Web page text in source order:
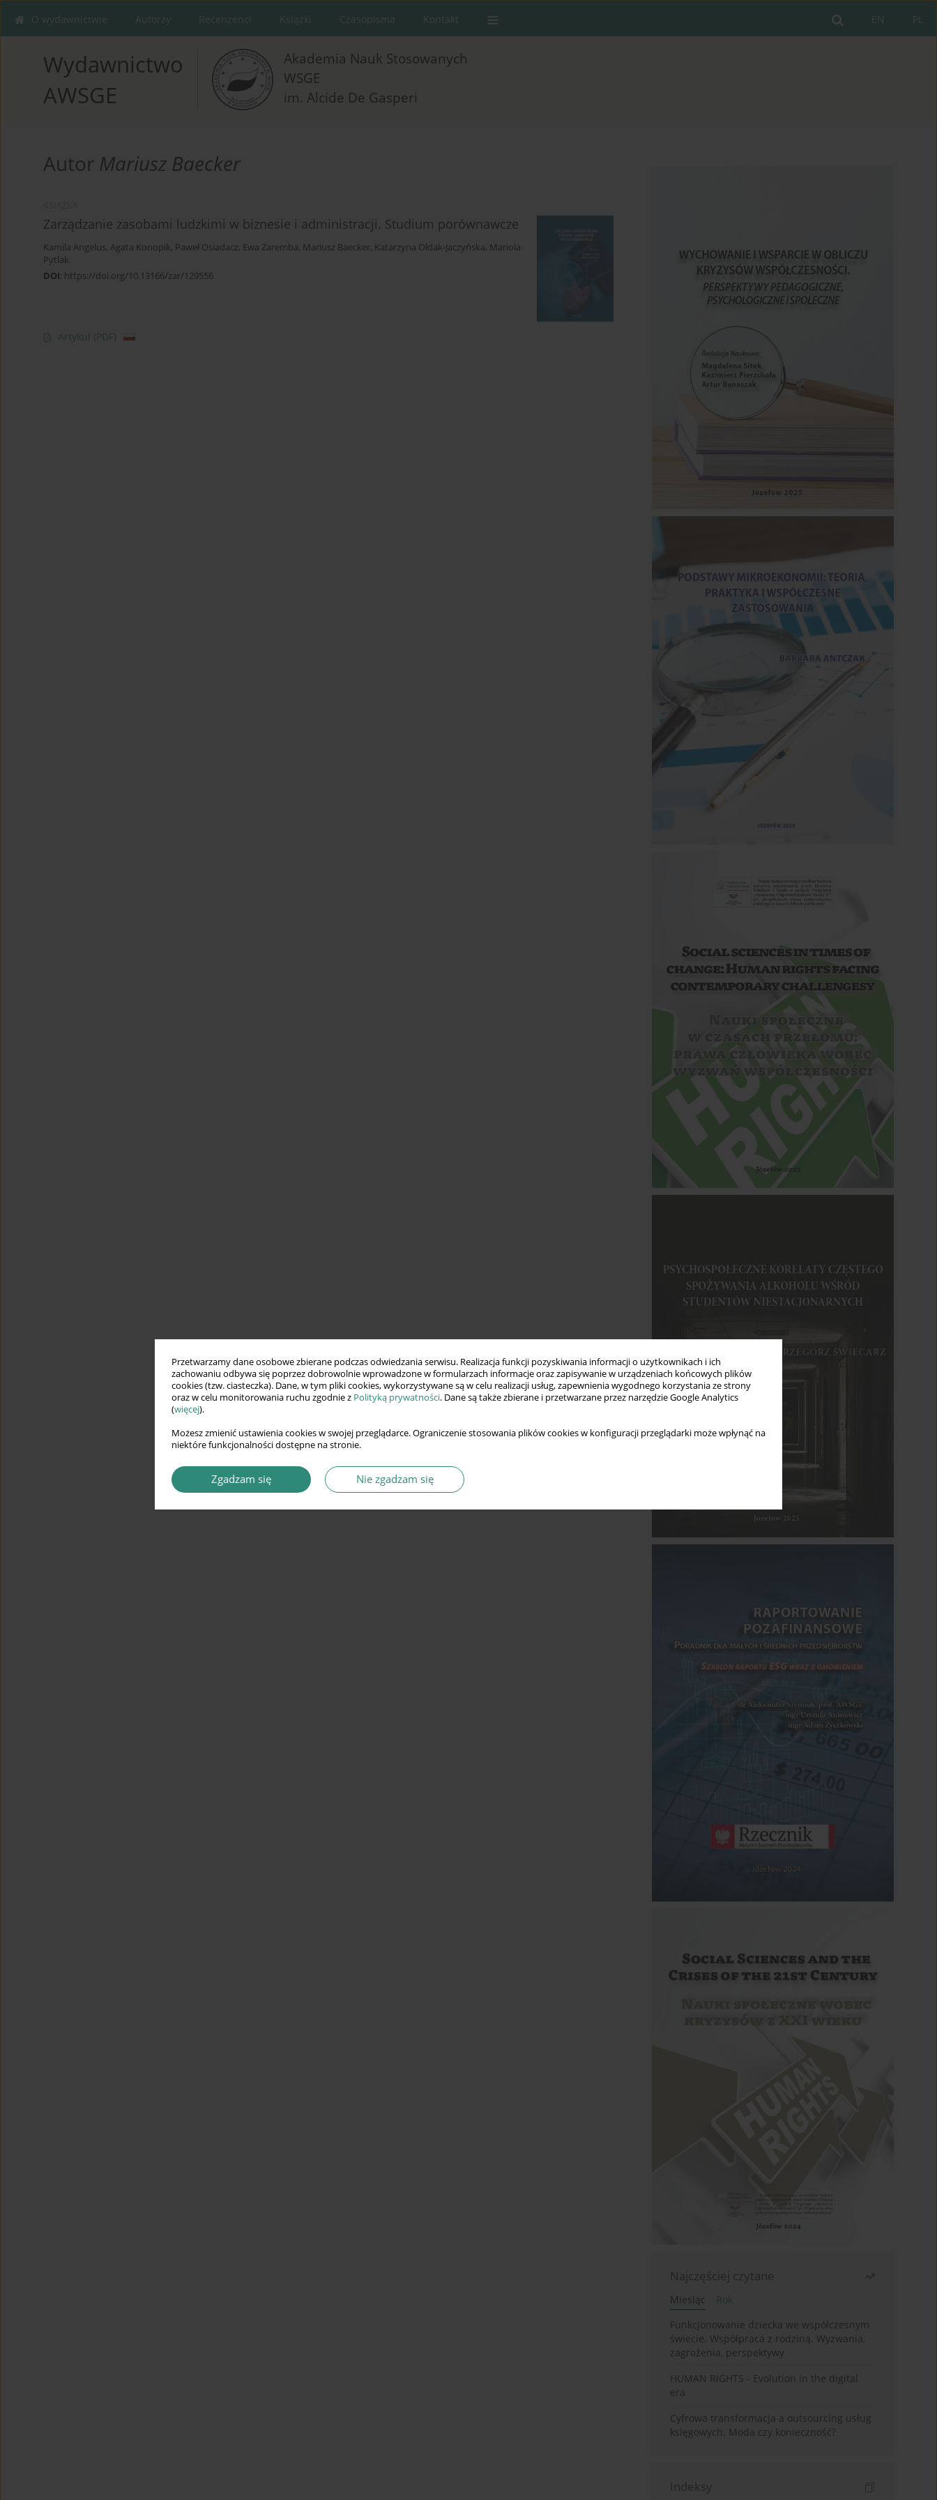
Przetwarzamy dane osobowe zbierane podczas odwiedzania serwisu. Realizacja funkcji pozyskiwania informacji o użytkownikach i ich
zachowaniu odbywa się poprzez dobrowolnie wprowadzone w formularzach informacje oraz zapisywanie w urządzeniach końcowych plików
cookies (tzw. ciasteczka). Dane, w tym pliki cookies, wykorzystywane są w celu realizacji usług, zapewnienia wygodnego korzystania ze strony
oraz w celu monitorowania ruchu zgodnie z Polityką prywatności. Dane są także zbierane i przetwarzane przez narzędzie Google Analytics
(więcej).
Możesz zmienić ustawienia cookies w swojej przeglądarce. Ograniczenie stosowania plików cookies w konfiguracji przeglądarki może wpłynąć na
niektóre funkcjonalności dostępne na stronie.
Zgadzam się Nie zgadzam się
PL
EN
O wydawnictwie Autorzy Recenzenci Książki Czasopisma Kontakt
Wydawnictwo
AWSGE
Akademia Nauk Stosowanych
WSGE
im. Alcide De Gasperi
Autor Mariusz Baecker
Zarządzanie zasobami ludzkimi w biznesie i administracji. Studium porównawcze
Kamila Angelus, Agata Konopik, Paweł Osiadacz, Ewa Zaremba, Mariusz Baecker, Katarzyna Ołdak-Jaczyńska, Mariola
Pytlak
DOI: https://doi.org/10.13166/zar/129556
Artykuł (PDF)
Najczęściej czytane
Miesiąc
Rok
Funkcjonowanie dziecka we współczesnym
świecie. Współpraca z rodziną. Wyzwania,
zagrożenia, perspektywy
HUMAN RIGHTS - Evolution in the digital
era
Cyfrowa transformacja a outsourcing usług
księgowych. Moda czy konieczność?
Indeksy